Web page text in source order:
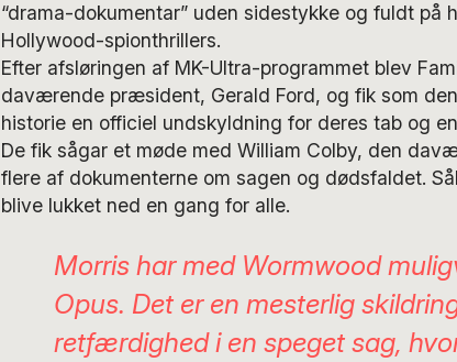
“drama-dokumentar” uden sidestykke og fuldt på
Hollywood-spionthrillers.
Efter afsløringen af MK-Ultra-programmet blev
daværende præsident, Gerald Ford, og fik som
historie en officiel undskyldning for deres tab og
De fik sågar et møde med William Colby, den
flere af dokumenterne om sagen og dødsfaldet.
blive lukket ned en gang for alle.
Morris har med Wormwood
Opus. Det er en mesterlig
retfærdighed i en speget sag,